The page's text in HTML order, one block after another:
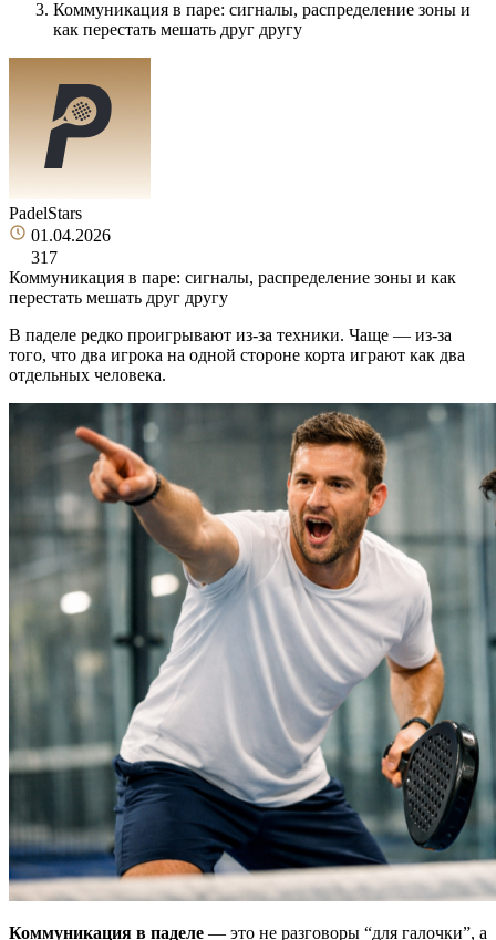
Коммуникация в паре: сигналы, распределение зоны и
как перестать мешать друг другу
PadelStars
01.04.2026
317
Коммуникация в паре: сигналы, распределение зоны и как
перестать мешать друг другу
В паделе редко проигрывают из-за техники. Чаще — из-за
того, что два игрока на одной стороне корта играют как два
отдельных человека.
Коммуникация в паделе — это не разговоры “для галочки”, а